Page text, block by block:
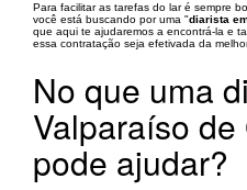
Para facilitar as tarefas do lar é sempre
você está buscando por uma "diarista
que aqui te ajudaremos a encontrá-la e
essa contratação seja efetivada da
No que uma
Valparaíso
pode ajudar?